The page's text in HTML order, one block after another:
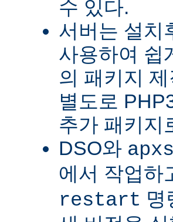
수 있다.
서버는 설치
사용하여 쉽
의 패키지
별도로
추가 패키지
DSO와 apxs
에서 작업하
restart 명